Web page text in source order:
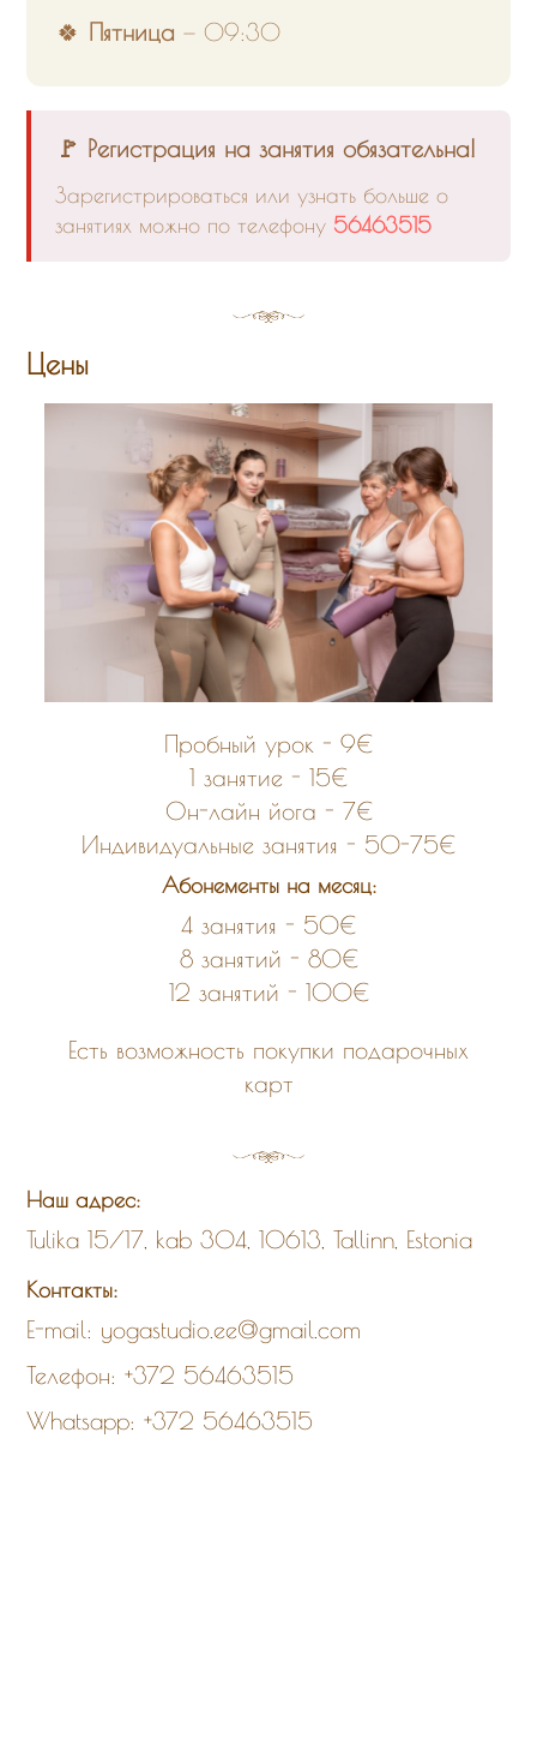
🍀 Пятница — 09:30
🚩 Регистрация на занятия обязательна!
Зарегистрироваться или узнать больше о
занятиях можно по телефону 56463515
Цены
Пробный урок - 9€
1 занятие - 15€
Он-лайн йога - 7€
Индивидуальные занятия - 50-75€
Абонементы на месяц:
4 занятия - 50€
8 занятий - 80€
12 занятий - 100€
Есть возможность покупки подарочных
карт
Наш адрес:
Tulika 15/17, kab 304, 10613, Tallinn, Estonia
Контакты:
E-mail: yogastudio.ee@gmail.com
Телефон: +372 56463515
Whatsapp: +372 56463515